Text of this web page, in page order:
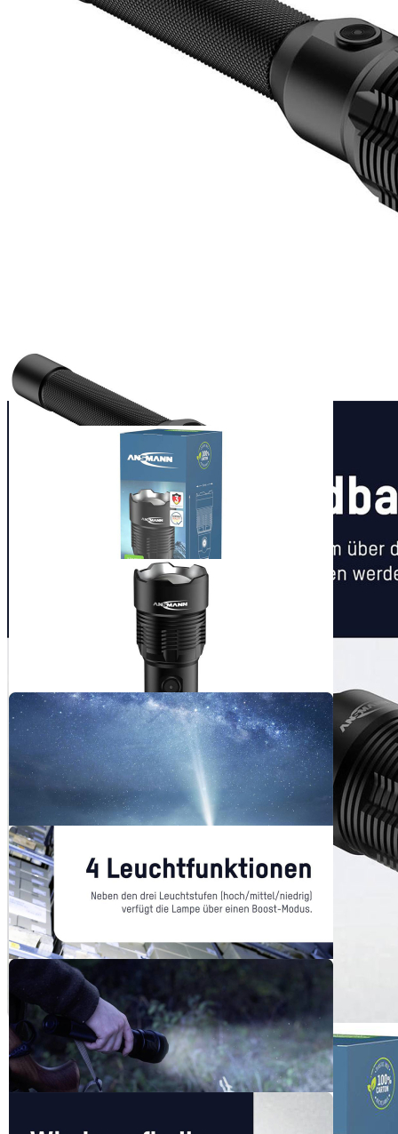
ANSMANN LED
Taschenlampe
T12000FR
99,99 €
Zum Warenkorb hinzufügen
Zur Wunschliste hinzufügen
Verfügbare Menge: 4
Sofort lieferbar
Lieferzeit: ca. 3 - 5 Tage
Beschreibung
Die energiesparende und hocheffiziente LED sorgt für einen
Lichtstrom von bis zu 12000 Lumen sowie eine Leuchtweite von
bis zu 165m. Neben den drei Leuchtstufen (hoch/mittel/niedrig)
verfügt die Lampe über einen Boost-Modus. Für jedes
Anwendungsgebiet das passende Licht. Der Akku kann einfach und
bequem über die USB-Type C Ladebuchse aufgeladen werden.
Somit sparen Sie Geld für Einwegbatterien und schonen die
Umwelt. Griffiges und robustes Gehäuse aus hart eloxiertem
Aluminium ermöglicht den Einsatz unter widrigsten Bedingungen.
Dank Schutzgrad IPX5 selbst gegen kurzweiliges Untertauchen
geschützt.
Ausführung:
Professionelle LED-Metalltaschenlampe mit 120W COB-LED
Fokussierbare Spezial-Linse
Leistung / Boost-Modus